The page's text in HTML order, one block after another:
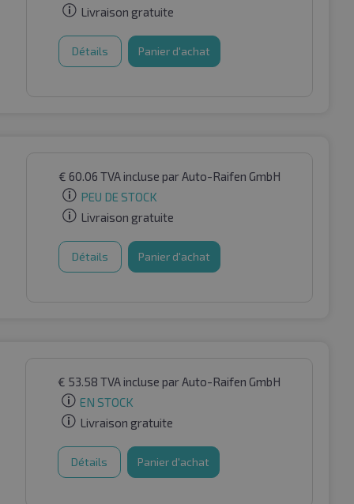
Livraison gratuite
Détails Panier d'achat
€ 60.06 TVA incluse par Auto-Raifen GmbH
PEU DE STOCK
Livraison gratuite
Détails Panier d'achat
€ 53.58 TVA incluse par Auto-Raifen GmbH
EN STOCK
Livraison gratuite
Détails Panier d'achat